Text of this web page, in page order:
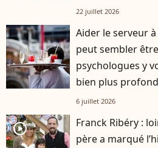
22 juillet 2026
Aider le serveur
peut sembler
psychologues y
bien plus
6 juillet 2026
player2
Franck Ribéry :
père a marqué